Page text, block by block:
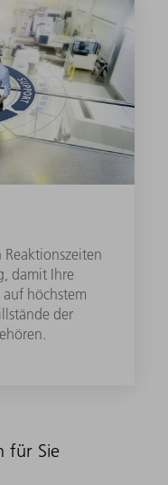
damit Ihre
höchstem
der
für Sie